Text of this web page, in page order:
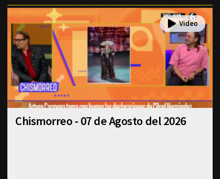
Chismorreo - 07 de Agosto del 2026